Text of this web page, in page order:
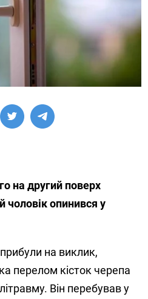
на другий поверх
чоловік опинився у
на виклик,
перелом кісток черепа
Він перебував у